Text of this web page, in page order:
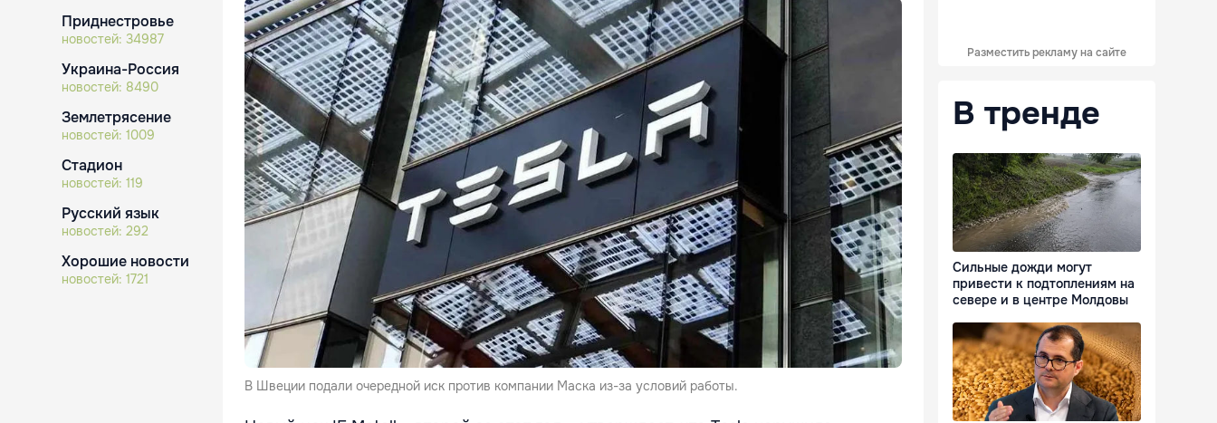
Приднестровье
новостей: 34987
Украина-Россия
новостей: 8490
Землетрясение
новостей: 1009
Стадион
новостей: 119
Русский язык
новостей: 292
Хорошие новости
новостей: 1721
В Швеции подали очередной иск против компании Маска из-за условий работы.
Разместить рекламу на сайте
В тренде
Сильные дожди могут
привести к подтоплениям на
севере и в центре Молдовы